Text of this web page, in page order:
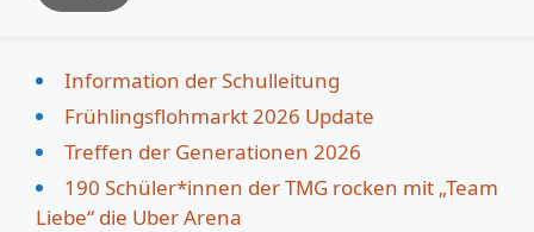
Information der Schulleitung
Frühlingsflohmarkt 2026 Update
Treffen der Generationen 2026
190 Schüler*innen der TMG rocken mit „Team
Liebe“ die Uber Arena